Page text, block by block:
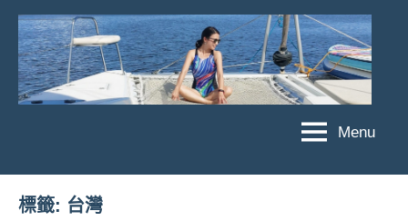
Skip
content
菲
亞
亞
Menu
標籤: 台灣